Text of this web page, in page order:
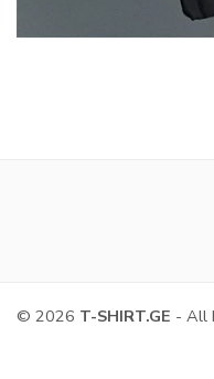
© 2026 T-SHIRT.GE - All